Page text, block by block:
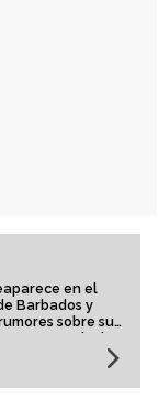
en el
Barbados y
sobre su
musical